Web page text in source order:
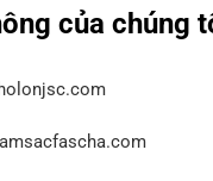
của chúng